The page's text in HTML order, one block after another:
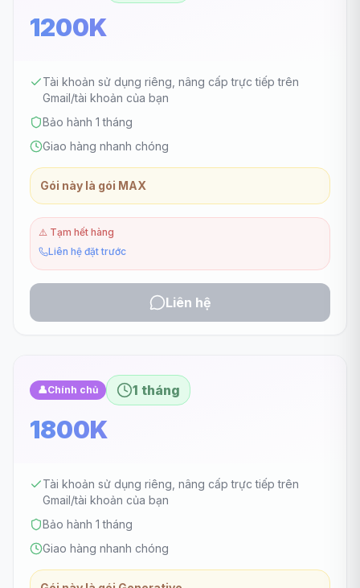
1200K
Tài khoản sử dụng riêng, nâng cấp trực tiếp trên
Gmail/tài khoản của bạn
Bảo hành 1 tháng
Giao hàng nhanh chóng
Gói này là gói MAX
⚠️ Tạm hết hàng
Liên hệ đặt trước
Liên hệ
👤Chính chủ 1 tháng
1800K
Tài khoản sử dụng riêng, nâng cấp trực tiếp trên
Gmail/tài khoản của bạn
Bảo hành 1 tháng
Giao hàng nhanh chóng